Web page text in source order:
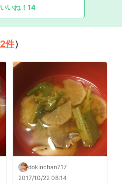
いいね！ 14
2件）
dokinchan717
2017/10/22 08:14